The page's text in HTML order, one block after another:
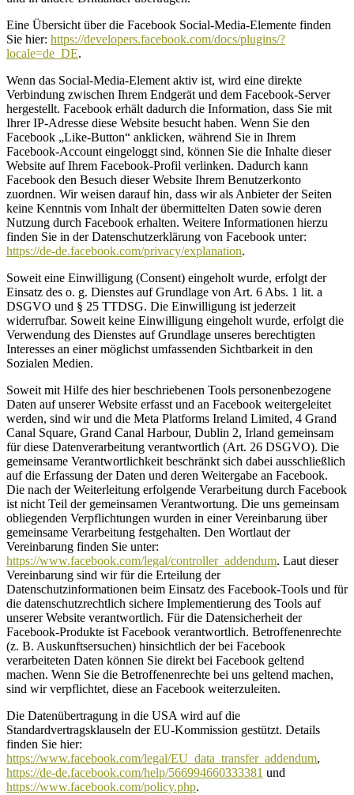
Eine Übersicht über die Facebook Social-Media-Elemente finden
Sie hier: https://developers.facebook.com/docs/plugins/?
locale=de_DE.
Wenn das Social-Media-Element aktiv ist, wird eine direkte
Verbindung zwischen Ihrem Endgerät und dem Facebook-Server
hergestellt. Facebook erhält dadurch die Information, dass Sie mit
Ihrer IP-Adresse diese Website besucht haben. Wenn Sie den
Facebook „Like-Button“ anklicken, während Sie in Ihrem
Facebook-Account eingeloggt sind, können Sie die Inhalte dieser
Website auf Ihrem Facebook-Profil verlinken. Dadurch kann
Facebook den Besuch dieser Website Ihrem Benutzerkonto
zuordnen. Wir weisen darauf hin, dass wir als Anbieter der Seiten
keine Kenntnis vom Inhalt der übermittelten Daten sowie deren
Nutzung durch Facebook erhalten. Weitere Informationen hierzu
finden Sie in der Datenschutzerklärung von Facebook unter:
https://de-de.facebook.com/privacy/explanation.
Soweit eine Einwilligung (Consent) eingeholt wurde, erfolgt der
Einsatz des o. g. Dienstes auf Grundlage von Art. 6 Abs. 1 lit. a
DSGVO und § 25 TTDSG. Die Einwilligung ist jederzeit
widerrufbar. Soweit keine Einwilligung eingeholt wurde, erfolgt die
Verwendung des Dienstes auf Grundlage unseres berechtigten
Interesses an einer möglichst umfassenden Sichtbarkeit in den
Sozialen Medien.
Soweit mit Hilfe des hier beschriebenen Tools personenbezogene
Daten auf unserer Website erfasst und an Facebook weitergeleitet
werden, sind wir und die Meta Platforms Ireland Limited, 4 Grand
Canal Square, Grand Canal Harbour, Dublin 2, Irland gemeinsam
für diese Datenverarbeitung verantwortlich (Art. 26 DSGVO). Die
gemeinsame Verantwortlichkeit beschränkt sich dabei ausschließlich
auf die Erfassung der Daten und deren Weitergabe an Facebook.
Die nach der Weiterleitung erfolgende Verarbeitung durch Facebook
ist nicht Teil der gemeinsamen Verantwortung. Die uns gemeinsam
obliegenden Verpflichtungen wurden in einer Vereinbarung über
gemeinsame Verarbeitung festgehalten. Den Wortlaut der
Vereinbarung finden Sie unter:
https://www.facebook.com/legal/controller_addendum. Laut dieser
Vereinbarung sind wir für die Erteilung der
Datenschutzinformationen beim Einsatz des Facebook-Tools und für
die datenschutzrechtlich sichere Implementierung des Tools auf
unserer Website verantwortlich. Für die Datensicherheit der
Facebook-Produkte ist Facebook verantwortlich. Betroffenenrechte
(z. B. Auskunftsersuchen) hinsichtlich der bei Facebook
verarbeiteten Daten können Sie direkt bei Facebook geltend
machen. Wenn Sie die Betroffenenrechte bei uns geltend machen,
sind wir verpflichtet, diese an Facebook weiterzuleiten.
Die Datenübertragung in die USA wird auf die
Standardvertragsklauseln der EU-Kommission gestützt. Details
finden Sie hier:
https://www.facebook.com/legal/EU_data_transfer_addendum,
https://de-de.facebook.com/help/566994660333381 und
https://www.facebook.com/policy.php.